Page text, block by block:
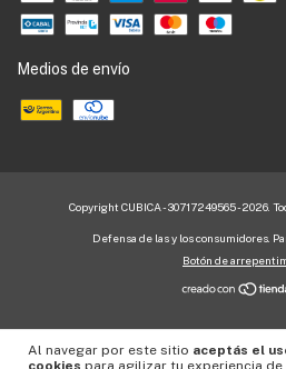
Al navegar por este sitio aceptás el
cookies para agilizar tu experiencia de
Medios de envío
Copyright CUBICA - 30717249565 - 2026.
Defensa de las y los consumidores.
Botón de